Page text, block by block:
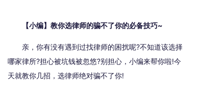
【小编】教你选律师的骗不了你的必备技巧~
亲，你有没有遇到过找律师的困扰呢?不知道该选择
哪家律所?担心被坑钱被忽悠?别担心，小编来帮你啦!今
天就教你几招，选律师绝对骗不了你!